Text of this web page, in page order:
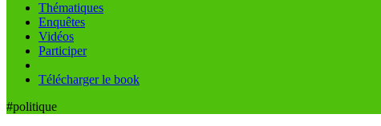
Thématiques
Enquêtes
Vidéos
Participer
Télécharger le book
#politique